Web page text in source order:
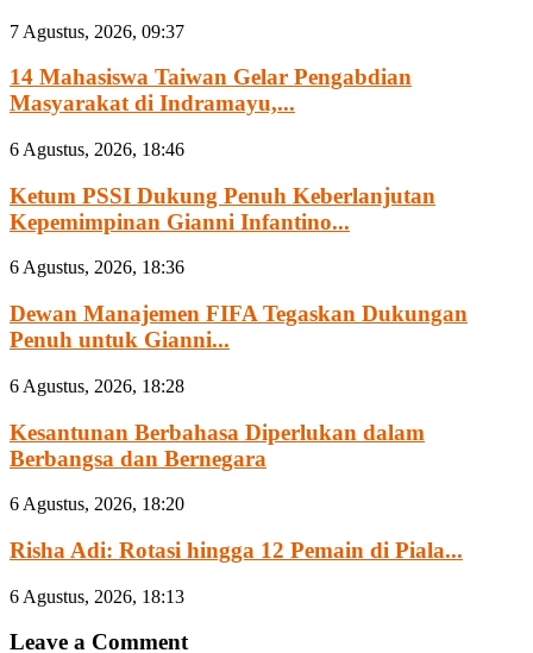
7 Agustus, 2026, 09:37
14 Mahasiswa Taiwan Gelar Pengabdian
Masyarakat di Indramayu,...
6 Agustus, 2026, 18:46
Ketum PSSI Dukung Penuh Keberlanjutan
Kepemimpinan Gianni Infantino...
6 Agustus, 2026, 18:36
Dewan Manajemen FIFA Tegaskan Dukungan
Penuh untuk Gianni...
6 Agustus, 2026, 18:28
Kesantunan Berbahasa Diperlukan dalam
Berbangsa dan Bernegara
6 Agustus, 2026, 18:20
Risha Adi: Rotasi hingga 12 Pemain di Piala...
6 Agustus, 2026, 18:13
Leave a Comment